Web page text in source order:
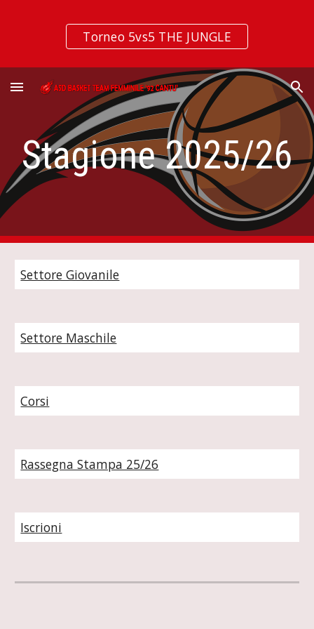
Skip to main content Skip to navigation
Torneo 5vs5 THE JUNGLE
Stagione 2025/26
Settore Giovanile
Settore Maschile
Corsi
Rassegna Stampa 25/26
Iscrioni